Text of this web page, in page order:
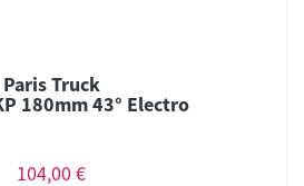
Paris Truck
180mm 43° Electro
104,00 €